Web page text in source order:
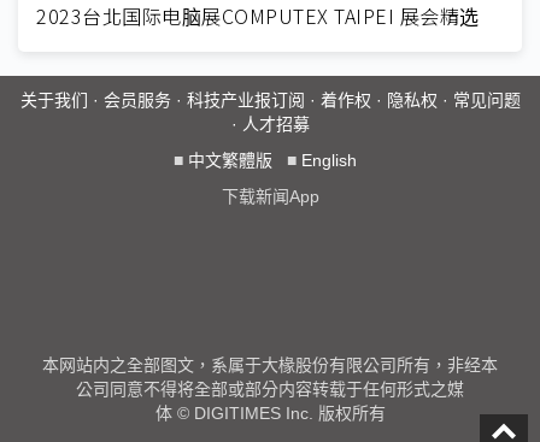
2023台北国际电脑展COMPUTEX TAIPEI 展会精选
关于我们 · 会员服务· 科技产业报订阅 · 着作权 · 隐私权 · 常见问题
· 人才招募
■ 中文繁體版 ■ English
下载新闻App
本网站内之全部图文，系属于大椽股份有限公司所有，非经本
公司同意不得将全部或部分内容转载于任何形式之媒
体 © DIGITIMES Inc. 版权所有